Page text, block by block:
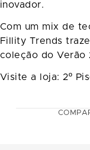
inovador.
Com um mix de
Fillity Trends
coleção do Verão
Visite a loja: 2º